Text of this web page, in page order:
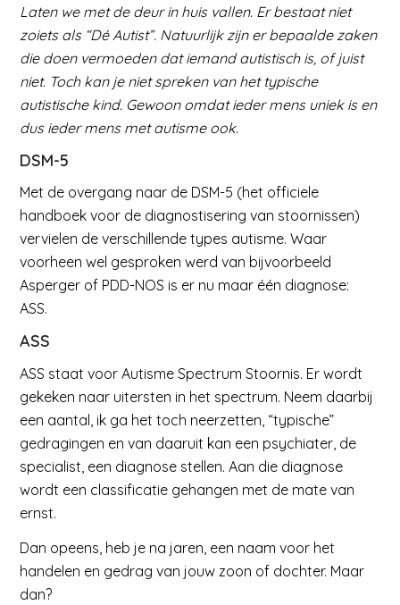
Laten we met de deur in huis vallen. Er bestaat niet
zoiets als “Dé Autist”. Natuurlijk zijn er bepaalde zaken
die doen vermoeden dat iemand autistisch is, of juist
niet. Toch kan je niet spreken van het typische
autistische kind. Gewoon omdat ieder mens uniek is en
dus ieder mens met autisme ook.
DSM-5
Met de overgang naar de DSM-5 (het officiele
handboek voor de diagnostisering van stoornissen)
vervielen de verschillende types autisme. Waar
voorheen wel gesproken werd van bijvoorbeeld
Asperger of PDD-NOS is er nu maar één diagnose:
ASS.
ASS
ASS staat voor Autisme Spectrum Stoornis. Er wordt
gekeken naar uitersten in het spectrum. Neem daarbij
een aantal, ik ga het toch neerzetten, “typische”
gedragingen en van daaruit kan een psychiater, de
specialist, een diagnose stellen. Aan die diagnose
wordt een classificatie gehangen met de mate van
ernst.
Dan opeens, heb je na jaren, een naam voor het
handelen en gedrag van jouw zoon of dochter. Maar
dan?